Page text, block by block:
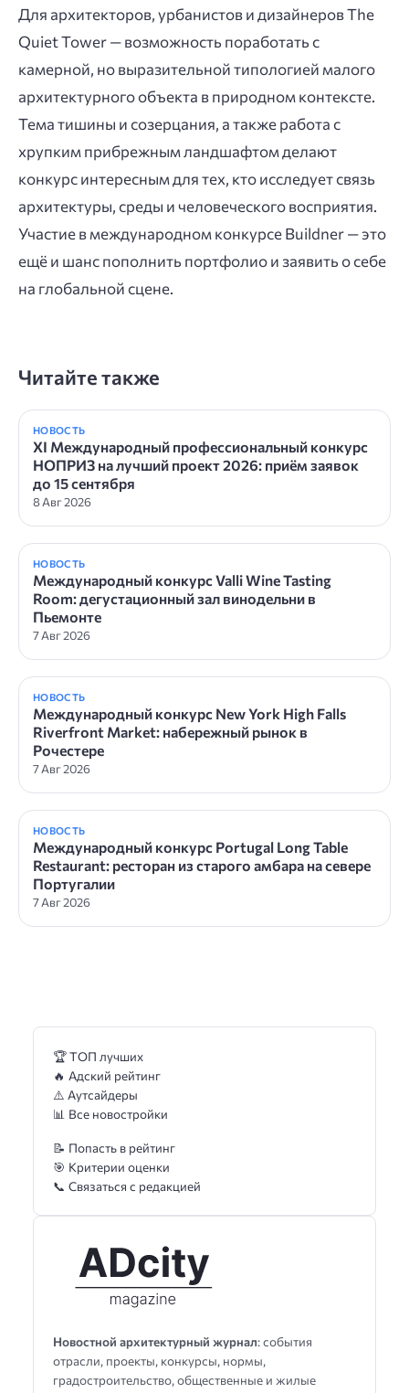
Для архитекторов, урбанистов и дизайнеров The
Quiet Tower — возможность поработать с
камерной, но выразительной типологией малого
архитектурного объекта в природном контексте.
Тема тишины и созерцания, а также работа с
хрупким прибрежным ландшафтом делают
конкурс интересным для тех, кто исследует связь
архитектуры, среды и человеческого восприятия.
Участие в международном конкурсе Buildner — это
ещё и шанс пополнить портфолио и заявить о себе
на глобальной сцене.
Читайте также
НОВОСТЬ
XI Международный профессиональный конкурс
НОПРИЗ на лучший проект 2026: приём заявок
до 15 сентября
8 Авг 2026
НОВОСТЬ
Международный конкурс Valli Wine Tasting
Room: дегустационный зал винодельни в
Пьемонте
7 Авг 2026
НОВОСТЬ
Международный конкурс New York High Falls
Riverfront Market: набережный рынок в
Рочестере
7 Авг 2026
НОВОСТЬ
Международный конкурс Portugal Long Table
Restaurant: ресторан из старого амбара на севере
Португалии
7 Авг 2026
Новостной архитектурный журнал: события
отрасли, проекты, конкурсы, нормы,
градостроительство, общественные и жилые
🏆 ТОП лучших
🔥 Адский рейтинг
⚠️ Аутсайдеры
📊 Все новостройки
📝 Попасть в рейтинг
🎯 Критерии оценки
📞 Связаться с редакцией